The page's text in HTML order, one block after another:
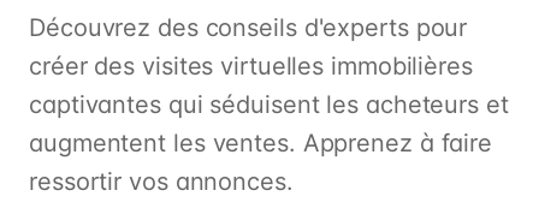
Découvrez des conseils d'experts pour
créer des visites virtuelles immobilières
captivantes qui séduisent les acheteurs et
augmentent les ventes. Apprenez à faire
ressortir vos annonces.